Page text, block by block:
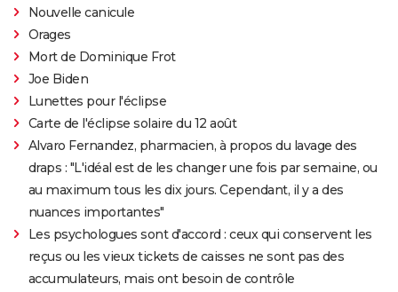
Nouvelle canicule
Orages
Mort de Dominique Frot
Joe Biden
Lunettes pour l'éclipse
Carte de l'éclipse solaire du 12 août
Alvaro Fernandez, pharmacien, à propos du lavage des
draps : "L'idéal est de les changer une fois par semaine, ou
au maximum tous les dix jours. Cependant, il y a des
nuances importantes"
Les psychologues sont d'accord : ceux qui conservent les
reçus ou les vieux tickets de caisses ne sont pas des
accumulateurs, mais ont besoin de contrôle